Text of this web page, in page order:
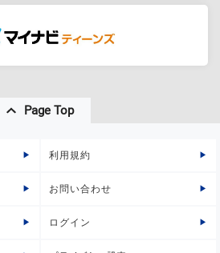
Page Top
利用規約
お問い合わせ
ログイン